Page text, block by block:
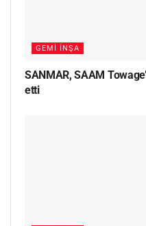
GEMI İNŞA
SANMAR, SAAM
etti